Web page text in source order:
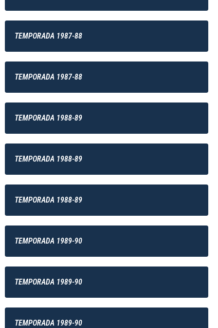
TEMPORADA 1987-88
TEMPORADA 1987-88
TEMPORADA 1988-89
TEMPORADA 1988-89
TEMPORADA 1988-89
TEMPORADA 1989-90
TEMPORADA 1989-90
TEMPORADA 1989-90